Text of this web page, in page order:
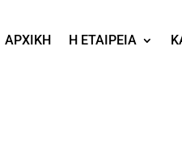
ΑΡΧΙΚΗ Η ΕΤΑΙΡΕΙΑ